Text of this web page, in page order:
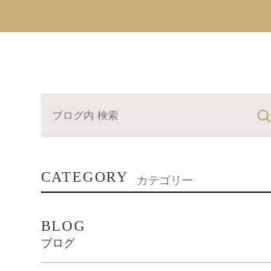
CATEGORY カテゴリー
BLOG
ブログ